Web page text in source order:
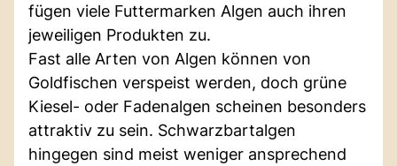
fügen viele Futtermarken Algen auch ihren
jeweiligen Produkten zu.
Fast alle Arten von Algen können von
Goldfischen verspeist werden, doch grüne
Kiesel- oder Fadenalgen scheinen besonders
attraktiv zu sein. Schwarzbartalgen
hingegen sind meist weniger ansprechend